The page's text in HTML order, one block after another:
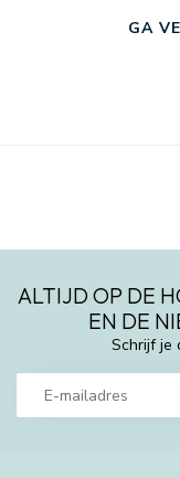
GA
ALTIJD OP DE
EN DE
Schrijf je